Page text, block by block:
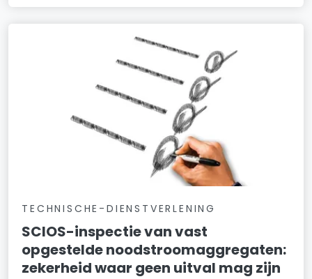
TECHNISCHE-DIENSTVERLENING
SCIOS-inspectie van vast
opgestelde noodstroomaggregaten:
zekerheid waar geen uitval mag zijn